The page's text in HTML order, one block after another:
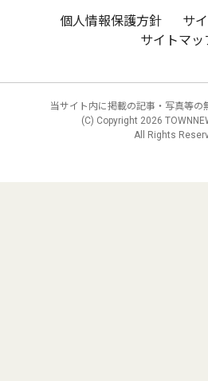
個人情報保護方針
サ
サイトマッ
当サイト内に掲載の記事・写真等の
(C) Copyright 2026
All Rights